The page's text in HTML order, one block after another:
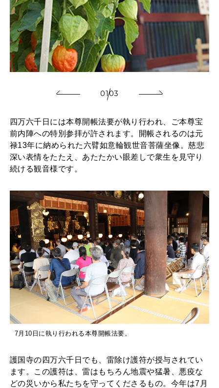
0103
四万六千日には本尊開帳法要が執り行われ、ご本尊宝
前内陣への特別参拝が許されます。開帳されるのは元
禄13年に納められた六臂如意輪観世音菩薩坐像。慈悲
深い表情をたたえ、あたたかい眼差しで衆生を見守り
続ける観音様です。
7月10日に執り行われる本尊開帳法要。
護国寺の四万六千日でも、雷除け護符が授与されてい
ます。この護符は、雷はもちろん地震や猛暑、悪疫な
どの災いから私たちを守ってくださるもの。今年は7月